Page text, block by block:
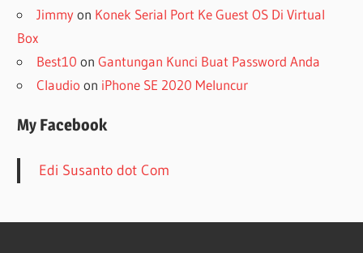
Jimmyon Konek Serial Port Ke Guest OS Di Virtual
Box
Best10 onGantungan Kunci Buat Password Anda
Claudio on iPhone SE 2020 Meluncur
My Facebook
Edi Susanto dot Com